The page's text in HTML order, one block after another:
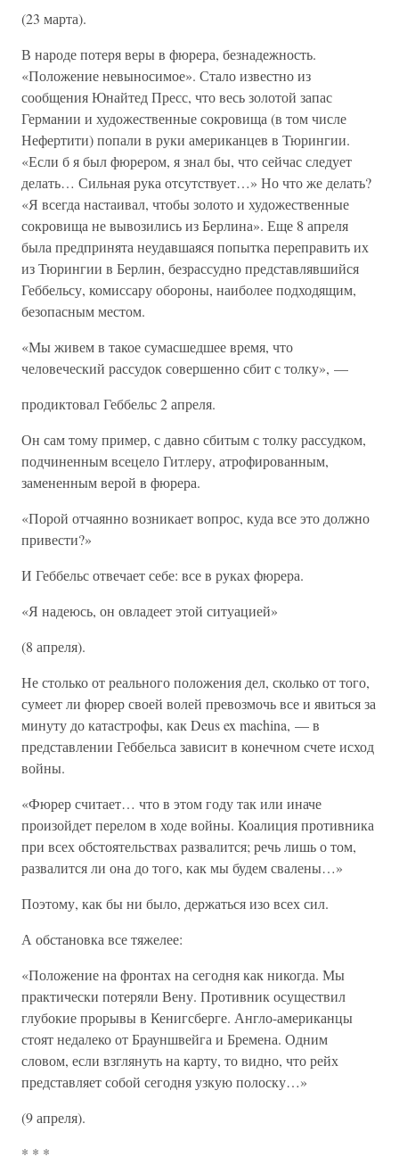
(23 марта).
В народе потеря веры в фюрера, безнадежность.
«Положение невыносимое». Стало известно из
сообщения Юнайтед Пресс, что весь золотой запас
Германии и художественные сокровища (в том числе
Нефертити) попали в руки американцев в Тюрингии.
«Если б я был фюрером, я знал бы, что сейчас следует
делать… Сильная рука отсутствует…» Но что же делать?
«Я всегда настаивал, чтобы золото и художественные
сокровища не вывозились из Берлина». Еще 8 апреля
была предпринята неудавшаяся попытка переправить их
из Тюрингии в Берлин, безрассудно представлявшийся
Геббельсу, комиссару обороны, наиболее подходящим,
безопасным местом.
«Мы живем в такое сумасшедшее время, что
человеческий рассудок совершенно сбит с толку», —
продиктовал Геббельс 2 апреля.
Он сам тому пример, с давно сбитым с толку рассудком,
подчиненным всецело Гитлеру, атрофированным,
замененным верой в фюрера.
«Порой отчаянно возникает вопрос, куда все это должно
привести?»
И Геббельс отвечает себе: все в руках фюрера.
«Я надеюсь, он овладеет этой ситуацией»
(8 апреля).
Не столько от реального положения дел, сколько от того,
сумеет ли фюрер своей волей превозмочь все и явиться за
минуту до катастрофы, как Deus ex machina, — в
представлении Геббельса зависит в конечном счете исход
войны.
«Фюрер считает… что в этом году так или иначе
произойдет перелом в ходе войны. Коалиция противника
при всех обстоятельствах развалится; речь лишь о том,
развалится ли она до того, как мы будем свалены…»
Поэтому, как бы ни было, держаться изо всех сил.
А обстановка все тяжелее:
«Положение на фронтах на сегодня как никогда. Мы
практически потеряли Вену. Противник осуществил
глубокие прорывы в Кенигсберге. Англо-американцы
стоят недалеко от Брауншвейга и Бремена. Одним
словом, если взглянуть на карту, то видно, что рейх
представляет собой сегодня узкую полоску…»
(9 апреля).
* * *